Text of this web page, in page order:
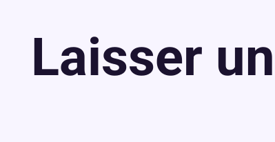
Laisser